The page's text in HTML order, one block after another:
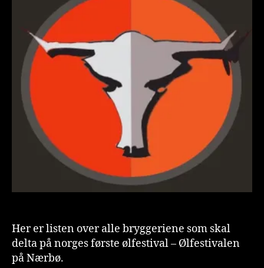
Her er listen over alle bryggeriene som skal
delta på norges første ølfestival – Ølfestivalen
på Nærbø.